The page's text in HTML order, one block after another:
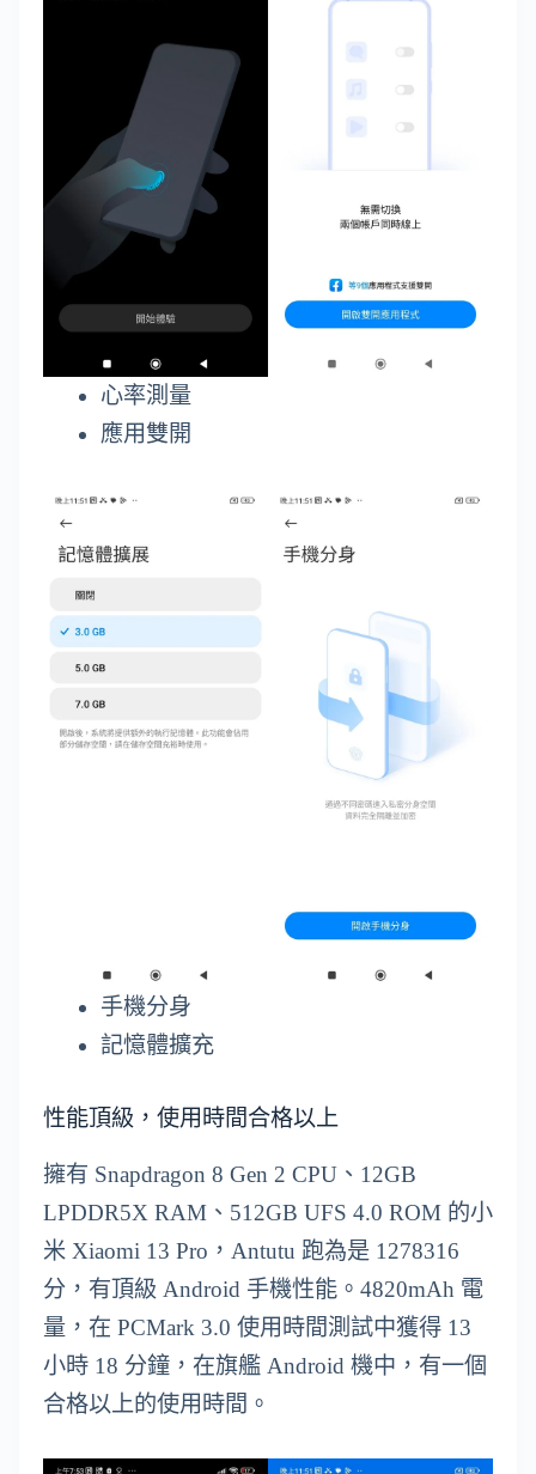
心率測量
應用雙開
手機分身
記憶體擴充
性能頂級，使用時間合格以上
擁有 Snapdragon 8 Gen 2 CPU、12GB
LPDDR5X RAM、512GB UFS 4.0 ROM 的小
米 Xiaomi 13 Pro，Antutu 跑為是 1278316
分，有頂級 Android 手機性能。4820mAh 電
量，在 PCMark 3.0 使用時間測試中獲得 13
小時 18 分鐘，在旗艦 Android 機中，有一個
合格以上的使用時間。